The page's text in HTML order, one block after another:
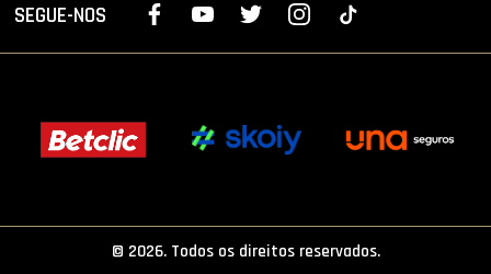
SEGUE-NOS
© 2026. Todos os direitos reservados.